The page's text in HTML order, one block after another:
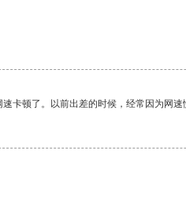
顿了。以前出差的时候，经常因为网